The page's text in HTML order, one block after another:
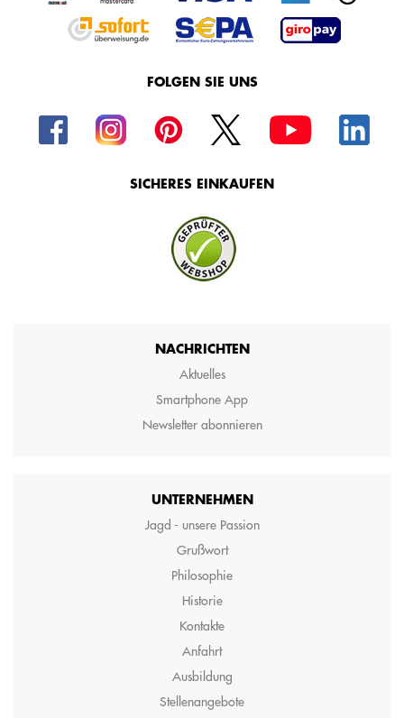
FOLGEN SIE UNS
SICHERES EINKAUFEN
NACHRICHTEN
Aktuelles
Smartphone App
Newsletter abonnieren
UNTERNEHMEN
Jagd - unsere Passion
Grußwort
Philosophie
Historie
Kontakte
Anfahrt
Ausbildung
Stellenangebote